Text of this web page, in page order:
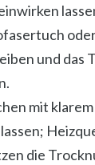
und das
mit
die